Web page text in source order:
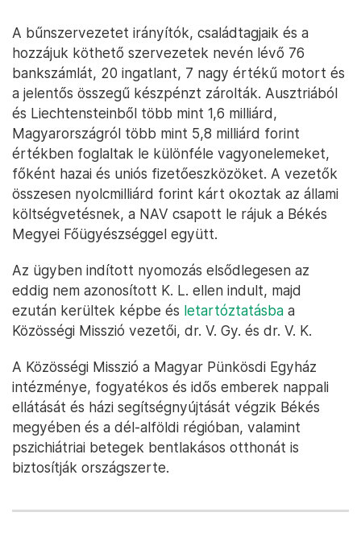
A bűnszervezetet irányítók, családtagjaik és a
hozzájuk köthető szervezetek nevén lévő 76
bankszámlát, 20 ingatlant, 7 nagy értékű motort és
a jelentős összegű készpénzt zárolták. Ausztriából
és Liechtensteinből több mint 1,6 milliárd,
Magyarországról több mint 5,8 milliárd forint
értékben foglaltak le különféle vagyonelemeket,
főként hazai és uniós fizetőeszközöket. A vezetők
összesen nyolcmilliárd forint kárt okoztak az állami
költségvetésnek, a NAV csapott le rájuk a Békés
Megyei Főügyészséggel együtt.
Az ügyben indított nyomozás elsődlegesen az
eddig nem azonosított K. L. ellen indult, majd
ezután kerültek képbe és letartóztatásba a
Közösségi Misszió vezetői, dr. V. Gy. és dr. V. K.
A Közösségi Misszió a Magyar Pünkösdi Egyház
intézménye, fogyatékos és idős emberek nappali
ellátását és házi segítségnyújtását végzik Békés
megyében és a dél-alföldi régióban, valamint
pszichiátriai betegek bentlakásos otthonát is
biztosítják országszerte.